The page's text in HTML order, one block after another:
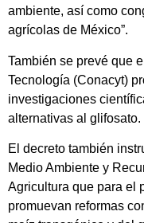
ambiente, así como
agrícolas de México”.
También se prevé que
Tecnología (Conacyt)
investigaciones
alternativas al glifosato.
El decreto también
Medio Ambiente y
Agricultura que para el
promuevan reformas